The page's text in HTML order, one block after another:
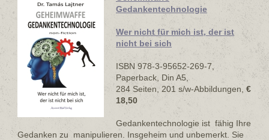
Gedankentechnologie
Wer nicht für mich ist, der ist
nicht bei sich
ISBN 978-3-95652-269-7,
Paperback, Din A5,
284 Seiten, 201 s/w-Abbildungen, €
18,50
Gedankentechnologie ist fähig Ihre
Gedanken zu manipulieren. Insgeheim und unbemerkt. Sie